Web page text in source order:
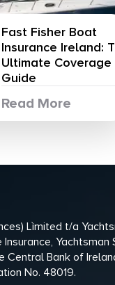
Fast Fisher Boat
Insurance Ireland:
Ultimate Coverage
Guide
Read More
Lìmited t/a
Insurance, Yachtsman
Central Bank of
No. 48019.